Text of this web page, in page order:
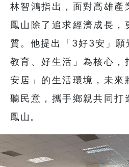
林智鴻指出，面對高雄產
鳳山除了追求經濟成長，
質。他提出「3好3安」願
教育、好生活」為核心，
安居」的生活環境，未來
聽民意，攜手鄉親共同打
鳳山。